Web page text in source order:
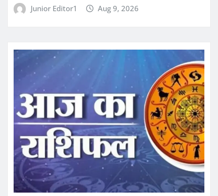
Junior Editor1 Aug 9, 2026